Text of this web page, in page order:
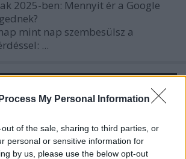
My Personal Information
of the sale, sharing to third parties, or
personal or sensitive information for
by us, please use the below opt-out
2025-ben: Mennyit ér a Google
mint nap szembesülsz a
...